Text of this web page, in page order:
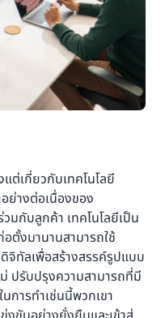
ต่เกี่ยวกับเทคโนโลยี
ย่างต่อเนื่องของ
มกับลูกค้า เทคโนโลยีเป็น
ตั้งมานานสามารถใช้
จิทัลเพื่อสร้างสรรค์รูปแบบ
ปรับปรุงความสามารถที่มี
การทำเช่นนี้พวกเขา